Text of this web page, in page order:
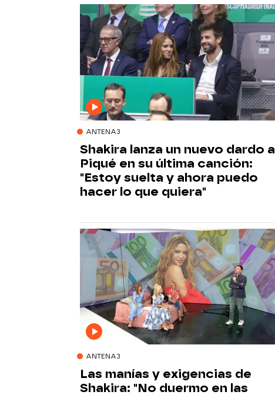
ANTENA3
Shakira lanza un nuevo dardo a
Piqué en su última canción:
"Estoy suelta y ahora puedo
hacer lo que quiera"
ANTENA3
Las manías y exigencias de
Shakira: "No duermo en las